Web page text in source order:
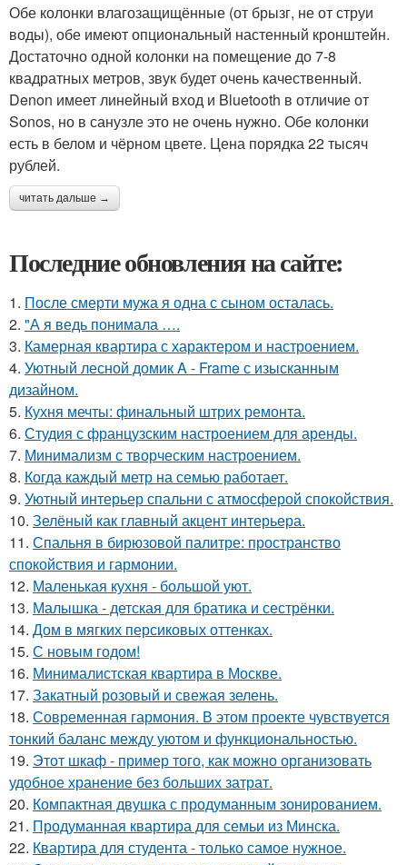
Обе колонки влагозащищённые (от брызг, не от струи
воды), обе имеют опциональный настенный кронштейн.
Достаточно одной колонки на помещение до 7-8
квадратных метров, звук будет очень качественный.
Denon имеет линейный вход и Bluetooth в отличие от
Sonos, но в санузле это не очень нужно. Обе колонки
есть в белом и чёрном цвете. Цена порядка 22 тысяч
рублей.
читать дальше →
Последние обновления на сайте:
1. После смерти мужа я одна с сыном осталась.
2. "А я ведь понимала ….
3. Камерная квартира с характером и настроением.
4. Уютный лесной домик A - Frame с изысканным
дизайном.
5. Кухня мечты: финальный штрих ремонта.
6. Студия с французским настроением для аренды.
7. Минимализм с творческим настроением.
8. Когда каждый метр на семью работает.
9. Уютный интерьер спальни с атмосферой спокойствия.
10. Зелёный как главный акцент интерьера.
11. Спальня в бирюзовой палитре: пространство
спокойствия и гармонии.
12. Маленькая кухня - большой уют.
13. Малышка - детская для братика и сестрёнки.
14. Дом в мягких персиковых оттенках.
15. С новым годом!
16. Минималистская квартира в Москве.
17. Закатный розовый и свежая зелень.
18. Современная гармония. В этом проекте чувствуется
тонкий баланс между уютом и функциональностью.
19. Этот шкаф - пример того, как можно организовать
удобное хранение без больших затрат.
20. Компактная двушка с продуманным зонированием.
21. Продуманная квартира для семьи из Минска.
22. Квартира для студента - только самое нужное.